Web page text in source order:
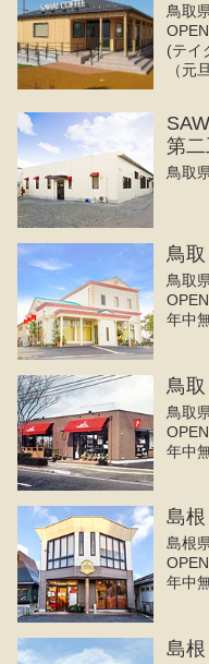
鳥取
(テイ
（元
第
鳥取
鳥
鳥取
年中
鳥
鳥取
年中
島
島根
年中
島